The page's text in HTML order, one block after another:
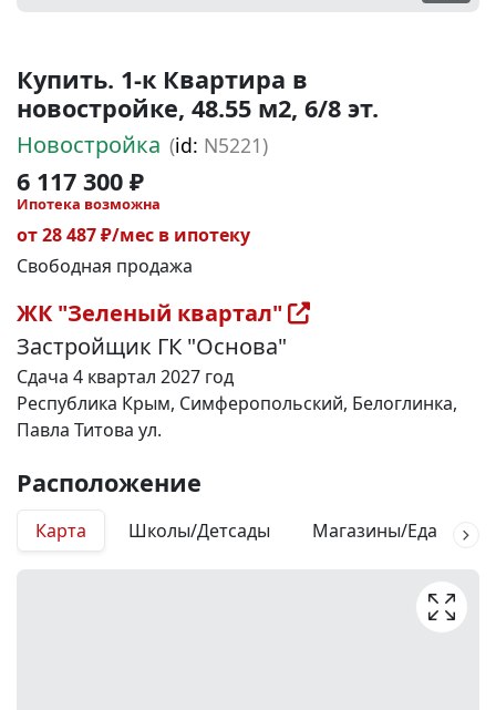
Купить. 1-к Квартира в
новостройке, 48.55 м2, 6/8 эт.
Новостройка (id: N5221)
6 117 300 ₽
Ипотека возможна
от 28 487 ₽/мес в ипотеку
Свободная продажа
ЖК "Зеленый квартал"
Застройщик ГК "Основа"
Сдача 4 квартал 2027 год
Республика Крым, Симферопольский, Белоглинка,
Павла Титова ул.
Расположение
Карта Школы/Детсады Магазины/Еда